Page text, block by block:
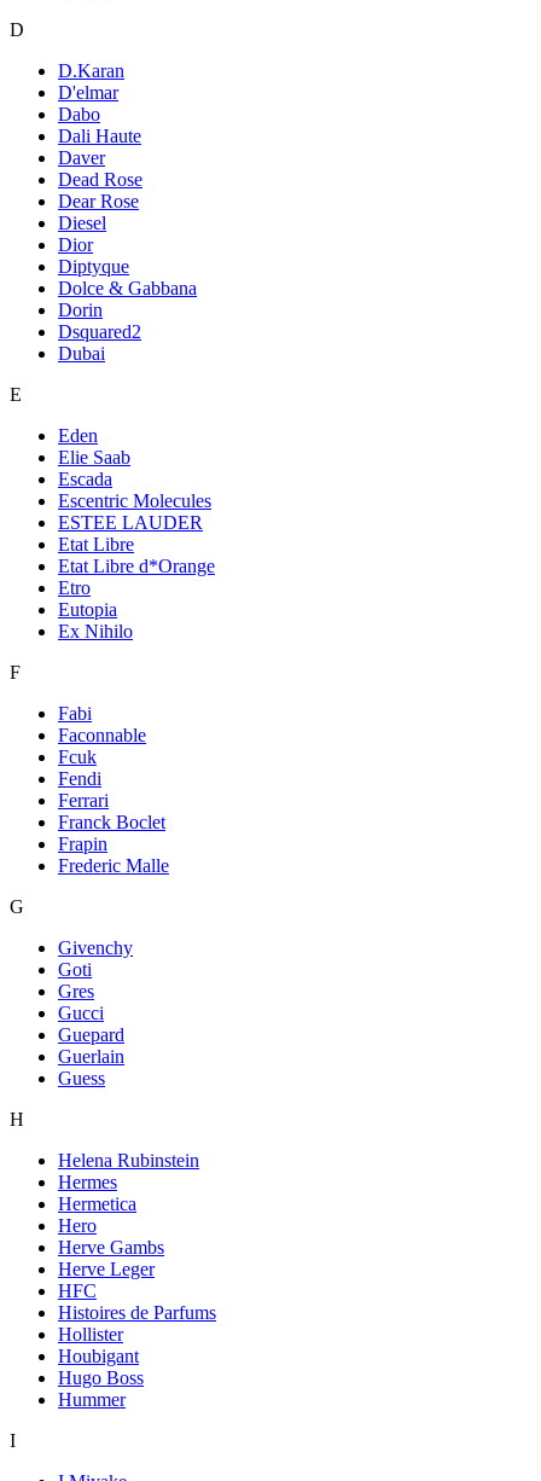
D
D.Karan
D'elmar
Dabo
Dali Haute
Daver
Dead Rose
Dear Rose
Diesel
Dior
Diptyque
Dolce & Gabbana
Dorin
Dsquared2
Dubai
E
Eden
Elie Saab
Escada
Escentric Molecules
ESTEE LAUDER
Etat Libre
Etat Libre d*Orange
Etro
Eutopia
Ex Nihilo
F
Fabi
Faconnable
Fcuk
Fendi
Ferrari
Franck Boclet
Frapin
Frederic Malle
G
Givenchy
Goti
Gres
Gucci
Guepard
Guerlain
Guess
H
Helena Rubinstein
Hermes
Hermetica
Hero
Herve Gambs
Herve Leger
HFC
Histoires de Parfums
Hollister
Houbigant
Hugo Boss
Hummer
I